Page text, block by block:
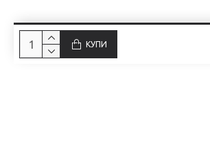
КУПИ